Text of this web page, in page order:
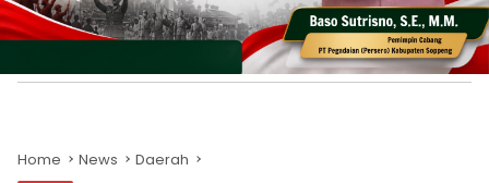
Home News Daerah